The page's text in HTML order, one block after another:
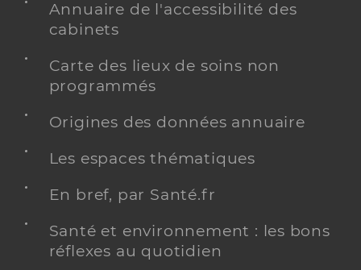
Annuaire de l'accessibilité des
cabinets
Carte des lieux de soins non
programmés
Origines des données annuaire
Les espaces thématiques
En bref, par Santé.fr
Santé et environnement : les bons
réflexes au quotidien